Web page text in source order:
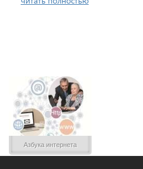
Азбука интернета